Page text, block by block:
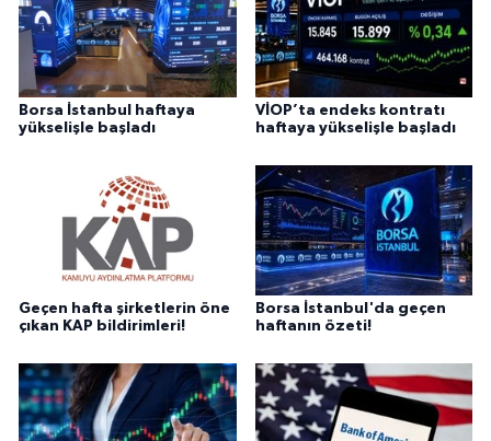
Borsa İstanbul haftaya
yükselişle başladı
VİOP’ta endeks kontratı
haftaya yükselişle başladı
Geçen hafta şirketlerin öne
çıkan KAP bildirimleri!
Borsa İstanbul'da geçen
haftanın özeti!